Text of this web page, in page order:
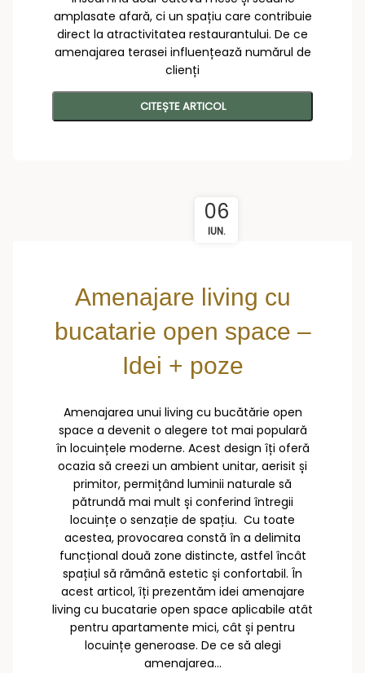
amplasate afară, ci un spațiu care contribuie
direct la atractivitatea restaurantului. De ce
amenajarea terasei influențează numărul de
clienți
CITEȘTE ARTICOL
06
IUN.
Amenajare living cu
bucatarie open space –
Idei + poze
Amenajarea unui living cu bucătărie open
space a devenit o alegere tot mai populară
în locuințele moderne. Acest design îți oferă
ocazia să creezi un ambient unitar, aerisit și
primitor, permițând luminii naturale să
pătrundă mai mult și conferind întregii
locuințe o senzație de spațiu. Cu toate
acestea, provocarea constă în a delimita
funcțional două zone distincte, astfel încât
spațiul să rămână estetic și confortabil. În
acest articol, îți prezentăm idei amenajare
living cu bucatarie open space aplicabile atât
pentru apartamente mici, cât și pentru
locuințe generoase. De ce să alegi
amenajarea...